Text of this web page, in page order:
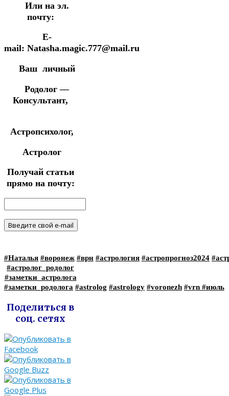
Или на эл.
почту:
E-
mail: Natasha.magic.777@mail.ru
Ваш личный
Родолог —
Консультант,
Астропсихолог,
Астролог
Получай статьи
прямо на почту:
#Наталья #воронеж #врн #астрология #астропрогноз2024
#астролог_родолог
#заметки_астролога
#заметки_родолога #astrolog #astrology #voronezh #vrn #июль
Поделиться в
соц. сетях